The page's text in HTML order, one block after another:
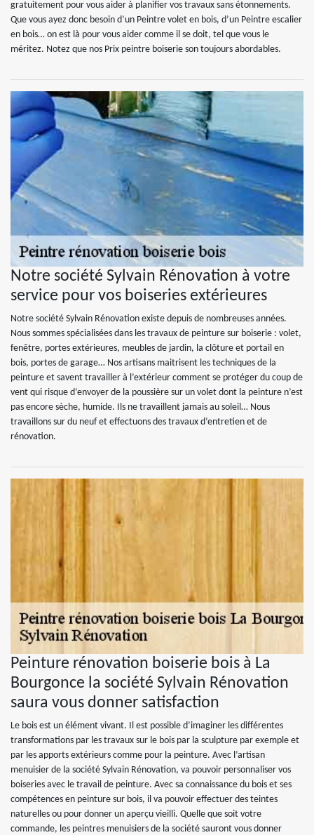
gratuitement pour vous aider à planifier vos travaux sans étonnements.
Que vous ayez donc besoin d’un Peintre volet en bois, d’un Peintre escalier
en bois… on est là pour vous aider comme il se doit, tel que vous le
méritez. Notez que nos Prix peintre boiserie son toujours abordables.
Notre société Sylvain Rénovation à votre
service pour vos boiseries extérieures
Notre société Sylvain Rénovation existe depuis de nombreuses années.
Nous sommes spécialisées dans les travaux de peinture sur boiserie : volet,
fenêtre, portes extérieures, meubles de jardin, la clôture et portail en
bois, portes de garage… Nos artisans maitrisent les techniques de la
peinture et savent travailler à l’extérieur comment se protéger du coup de
vent qui risque d’envoyer de la poussière sur un volet dont la peinture n’est
pas encore sèche, humide. Ils ne travaillent jamais au soleil… Nous
travaillons sur du neuf et effectuons des travaux d’entretien et de
rénovation.
Peinture rénovation boiserie bois à La
Bourgonce la société Sylvain Rénovation
saura vous donner satisfaction
Le bois est un élément vivant. Il est possible d’imaginer les différentes
transformations par les travaux sur le bois par la sculpture par exemple et
par les apports extérieurs comme pour la peinture. Avec l’artisan
menuisier de la société Sylvain Rénovation, va pouvoir personnaliser vos
boiseries avec le travail de peinture. Avec sa connaissance du bois et ses
compétences en peinture sur bois, il va pouvoir effectuer des teintes
naturelles ou pour donner un aperçu vieilli. Quelle que soit votre
commande, les peintres menuisiers de la société sauront vous donner